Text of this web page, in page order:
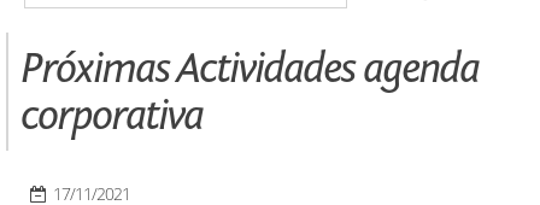
Próximas Actividades agenda
corporativa
17/11/2021